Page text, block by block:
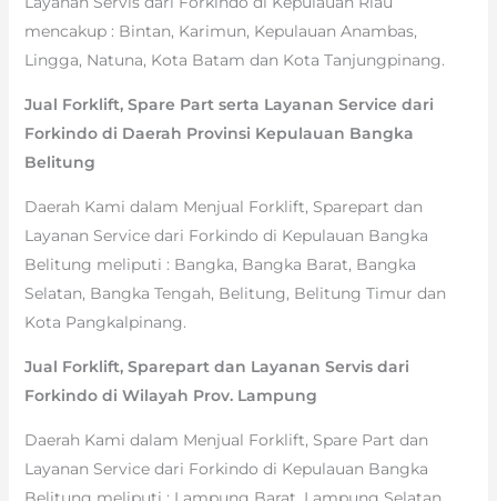
mencakup : Bintan, Karimun, Kepulauan Anambas,
Lingga, Natuna, Kota Batam dan Kota Tanjungpinang.
Jual Forklift, Spare Part serta Layanan Service dari
Forkindo di Daerah Provinsi Kepulauan Bangka
Belitung
Daerah Kami dalam Menjual Forklift, Sparepart dan
Layanan Service dari Forkindo di Kepulauan Bangka
Belitung meliputi : Bangka, Bangka Barat, Bangka
Selatan, Bangka Tengah, Belitung, Belitung Timur dan
Kota Pangkalpinang.
Jual Forklift, Sparepart dan Layanan Servis dari
Forkindo di Wilayah Prov. Lampung
Daerah Kami dalam Menjual Forklift, Spare Part dan
Layanan Service dari Forkindo di Kepulauan Bangka